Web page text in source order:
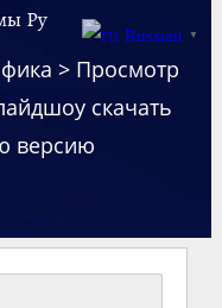
Ру
> Просмотр
скачать
версию
Russian ▼